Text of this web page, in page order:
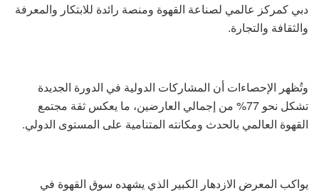
دبي كمركز عالمي لصناعة القهوة ومنصة رائدة للابتكار والمعرفة
والثقافة والتجارة.
وتُظهر الإحصاءات أن المشاركات الدولية في الدورة الجديدة
تشكل نحو 77% من إجمالي العارضين، ما يعكس ثقة مجتمع
القهوة العالمي بالحدث ومكانته المتنامية على المستوى الدولي.
يواكب المعرض الازدهار الكبير الذي يشهده سوق القهوة في